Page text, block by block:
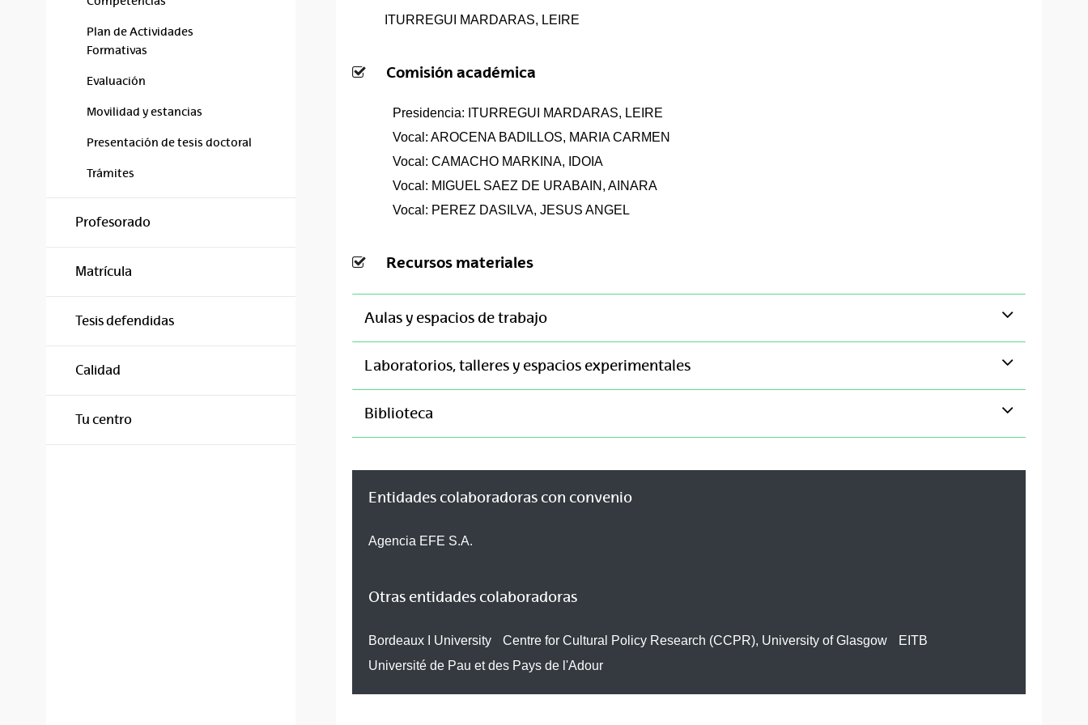
Plan de Actividades
Formativas
Evaluación
Movilidad y estancias
Presentación de tesis doctoral
Trámites
Profesorado
Matrícula
Tesis defendidas
Calidad
Tu centro
ITURREGUI MARDARAS, LEIRE
Comisión académica
Presidencia: ITURREGUI MARDARAS, LEIRE
Vocal: AROCENA BADILLOS, MARIA CARMEN
Vocal: CAMACHO MARKINA, IDOIA
Vocal: MIGUEL SAEZ DE URABAIN, AINARA
Vocal: PEREZ DASILVA, JESUS ANGEL
Recursos materiales
Aulas y espacios de trabajo
Laboratorios, talleres y espacios experimentales
Biblioteca
Entidades colaboradoras con convenio
Agencia EFE S.A.
Otras entidades colaboradoras
Bordeaux I University Centre for Cultural Policy Research (CCPR), University of Glasgow
EITB
Université de Pau et des Pays de l'Adour